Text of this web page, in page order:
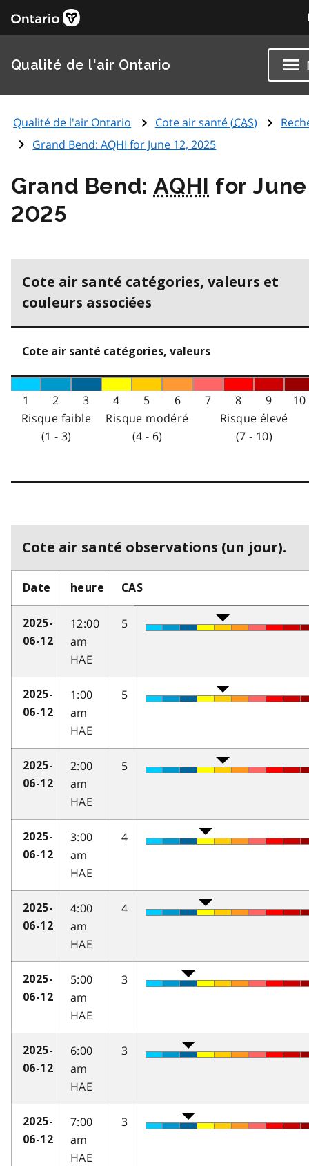
Qualité de l'air Ontario
Qualité de l'air Ontario Cote air santé (CAS)
Grand Bend:AQHI for June 12, 2025
Grand Bend: AQHI for
2025
Cote air santé catégories, valeurs et
couleurs associées
Cote air santé catégories, valeurs
1 2 3 4 5 6 7 8 9
10
Risque faible
(1 - 3)
Risque modéré
(4 - 6)
Risque élevé
(7 - 10)
Cote air santé observations (un jour).
Date heure CAS
2025-
06-12
12:00
am
HAE
5
2025-
06-12
1:00
am
HAE
5
2025-
06-12
2:00
am
HAE
5
2025-
06-12
3:00
am
HAE
4
2025-
06-12
4:00
am
HAE
4
2025-
06-12
5:00
am
HAE
3
2025-
06-12
6:00
am
HAE
3
2025-
06-12
7:00
am
HAE
3